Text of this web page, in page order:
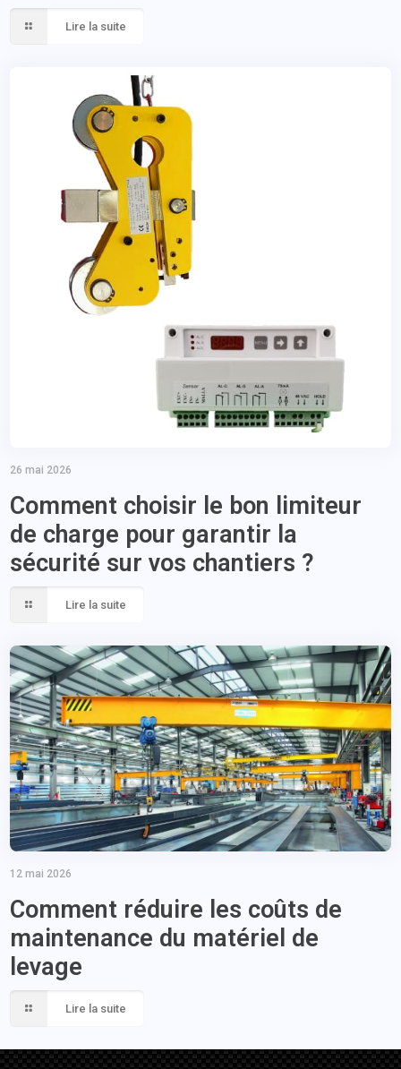
Lire la suite
26 mai 2026
Comment choisir le bon limiteur
de charge pour garantir la
sécurité sur vos chantiers ?
Lire la suite
12 mai 2026
Comment réduire les coûts de
maintenance du matériel de
levage
Lire la suite